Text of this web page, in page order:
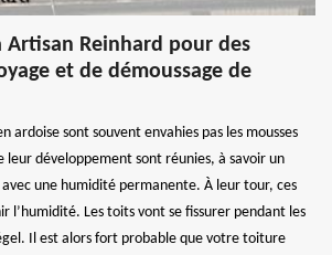
Artisan Reinhard pour des
et de démoussage de
ardoise sont souvent envahies pas les mousses
leur développement sont réunies, à savoir un
une humidité permanente. À leur tour, ces
l’humidité. Les toits vont se fissurer pendant les
Il est alors fort probable que votre toiture